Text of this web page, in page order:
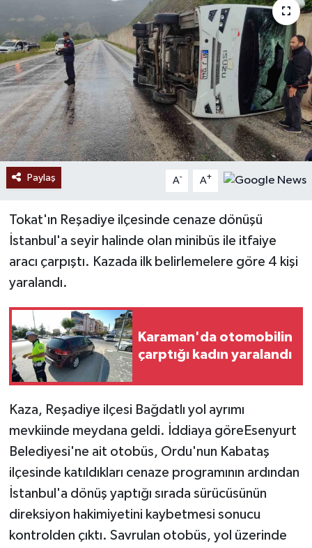
Paylaş A- A+
Tokat'ın Reşadiye ilçesinde cenaze dönüşü
İstanbul'a seyir halinde olan minibüs ile itfaiye
aracı çarpıştı. Kazada ilk belirlemelere göre 4 kişi
yaralandı.
Karaman'da otomobilin
çarptığı kadın yaralandı
Kaza, Reşadiye ilçesi Bağdatlı yol ayrımı
mevkiinde meydana geldi. İddiaya göreEsenyurt
Belediyesi'ne ait otobüs, Ordu'nun Kabataş
ilçesinde katıldıkları cenaze programının ardından
İstanbul'a dönüş yaptığı sırada sürücüsünün
direksiyon hakimiyetini kaybetmesi sonucu
kontrolden çıktı. Savrulan otobüs, yol üzerinde
Ekonomi
Sağlık
Tokat Haber